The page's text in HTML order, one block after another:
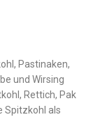
Pastinaken,
und Wirsing
Rettich, Pak
Spitzkohl als